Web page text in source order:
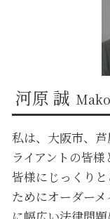
奈良 債権回
大阪市 金銭
京都 遺言 弁
河原 誠
私は、大阪市、
ライアントの皆
皆様にじっくり
ためにオーダー